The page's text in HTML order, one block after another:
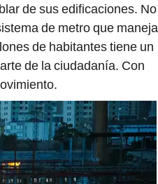
de sus edificaciones. No
de metro que maneja
de habitantes tiene un
de la ciudadanía. Con